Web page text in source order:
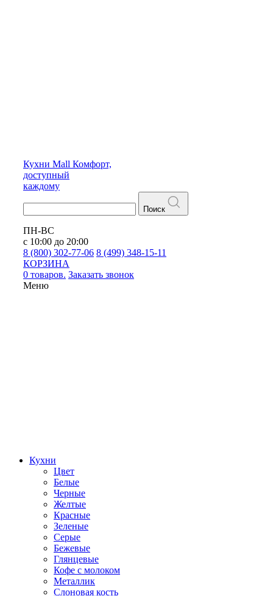
Кухни Mall Комфорт,
доступный
каждому
Поиск
ПН-ВС
с 10:00 до 20:00
8 (800) 302-77-06 8 (499) 348-15-11
КОРЗИНА
0 товаров. Заказать звонок
Меню
Кухни
Цвет
Белые
Черные
Желтые
Красные
Зеленые
Серые
Бежевые
Глянцевые
Кофе с молоком
Металлик
Слоновая кость